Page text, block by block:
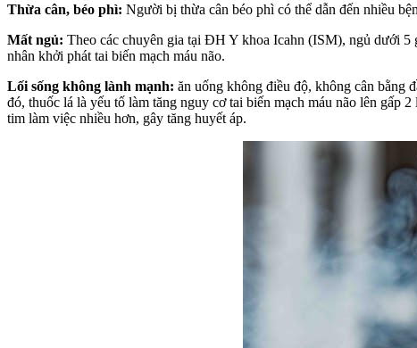
Thừa cân, béo phì: Người bị thừa cân béo phì có thể dẫn đến nhiều
Mất ngủ: Theo các chuyên gia tại ĐH Y khoa Icahn (ISM), ngủ dưới 5
nhân khởi phát tai biến mạch máu não.
Lối sống không lành mạnh: ăn uống không điều độ, không cân bằng
đó, thuốc lá là yếu tố làm tăng nguy cơ tai biến mạch máu não lên gấp
tim làm việc nhiều hơn, gây tăng huyết áp.